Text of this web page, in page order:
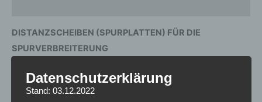
DISTANZSCHEIBEN (SPURPLATTEN) FÜR DIE
SPURVERBREITERUNG
Mit hochwertigen Distanzscheiben kann die Spurweite
eines Fahrzeugs vergrößert werden. Dies verbessert nicht
Datenschutzerklärung
Stand: 03.12.2022